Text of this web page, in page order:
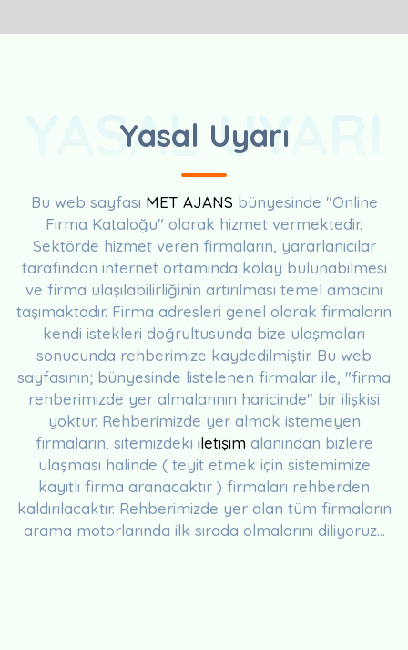
Yasal Uyarı
YASAL UYARI
Bu web sayfası MET AJANS bünyesinde "Online
Firma Kataloğu" olarak hizmet vermektedir.
Sektörde hizmet veren firmaların, yararlanıcılar
tarafından internet ortamında kolay bulunabilmesi
ve firma ulaşılabilirliğinin artırılması temel amacını
taşımaktadır. Firma adresleri genel olarak firmaların
kendi istekleri doğrultusunda bize ulaşmaları
sonucunda rehberimize kaydedilmiştir. Bu web
sayfasının; bünyesinde listelenen firmalar ile, "firma
rehberimizde yer almalarının haricinde" bir ilişkisi
yoktur. Rehberimizde yer almak istemeyen
firmaların, sitemizdeki iletişim alanından bizlere
ulaşması halinde ( teyit etmek için sistemimize
kayıtlı firma aranacaktır ) firmaları rehberden
kaldırılacaktır. Rehberimizde yer alan tüm firmaların
arama motorlarında ilk sırada olmalarını diliyoruz...